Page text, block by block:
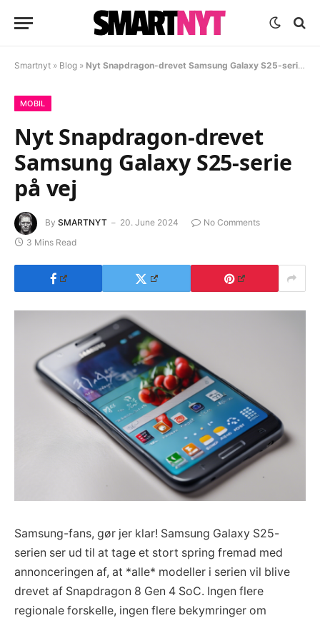
Smartnyt » Blog » Nyt Snapdragon-drevet Samsung Galaxy S25-serie på vej
MOBIL
Nyt Snapdragon-drevet
Samsung Galaxy S25-serie
på vej
By SMARTNYT 20. June 2024
No Comments
3 Mins Read
Samsung-fans, gør jer klar! Samsung Galaxy S25-
serien ser ud til at tage et stort spring fremad med
annonceringen af, at *alle* modeller i serien vil blive
drevet af Snapdragon 8 Gen 4 SoC. Ingen flere
regionale forskelle, ingen flere bekymringer om